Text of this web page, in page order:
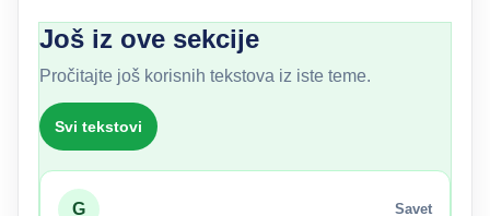
Još iz ove sekcije
Pročitajte još korisnih tekstova iz iste teme.
Svi tekstovi
G Savet